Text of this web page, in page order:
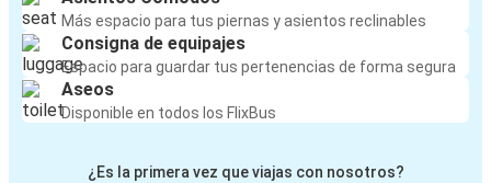
Más espacio para tus piernas y asientos reclinables
Consigna de equipajes
Espacio para guardar tus pertenencias de forma segura
Aseos
Disponible en todos los FlixBus
¿Es la primera vez que viajas con nosotros?